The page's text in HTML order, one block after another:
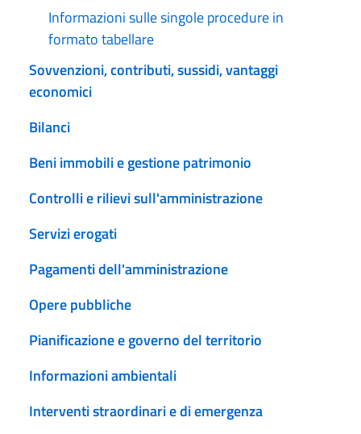
Informazioni sulle singole procedure in
formato tabellare
Sovvenzioni, contributi, sussidi, vantaggi
economici
Bilanci
Beni immobili e gestione patrimonio
Controlli e rilievi sull'amministrazione
Servizi erogati
Pagamenti dell'amministrazione
Opere pubbliche
Pianificazione e governo del territorio
Informazioni ambientali
Interventi straordinari e di emergenza